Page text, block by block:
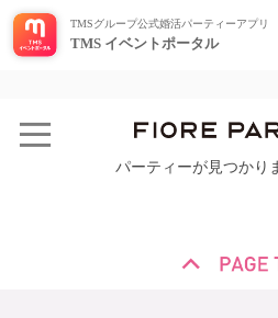
TMSグループ公式婚活パーティーアプリ
TMS イベントポータル
パーティーが見つかり